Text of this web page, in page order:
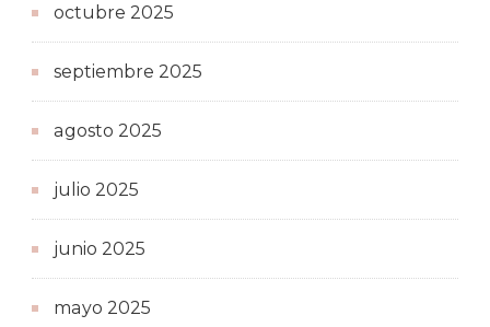
octubre 2025
septiembre 2025
agosto 2025
julio 2025
junio 2025
mayo 2025